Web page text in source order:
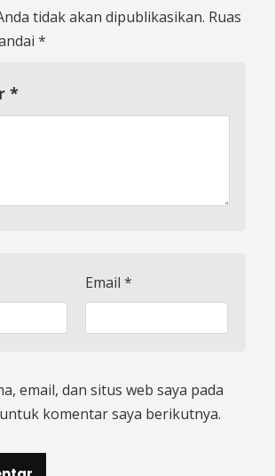
tidak akan dipublikasikan. Ruas
*
*
Email *
email, dan situs web saya pada
komentar saya berikutnya.